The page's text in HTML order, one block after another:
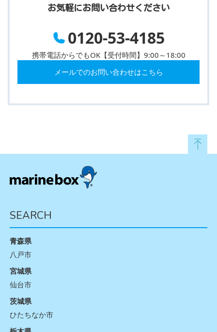
お気軽にお問い合わせください
0120-53-4185
携帯電話からでもOK【受付時間】9:00～18:00
メールでのお問い合わせはこちら
SEARCH
青森県
八戸市
宮城県
仙台市
茨城県
ひたちなか市